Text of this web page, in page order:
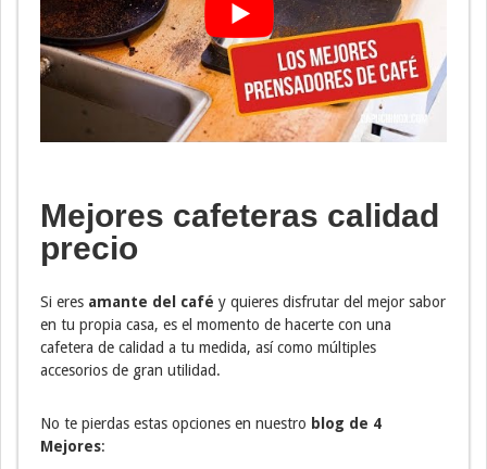
Mejores cafeteras calidad
precio
Si eres amante del café y quieres disfrutar del mejor sabor
en tu propia casa, es el momento de hacerte con una
cafetera de calidad a tu medida, así como múltiples
accesorios de gran utilidad.
No te pierdas estas opciones en nuestro blog de 4
Mejores: